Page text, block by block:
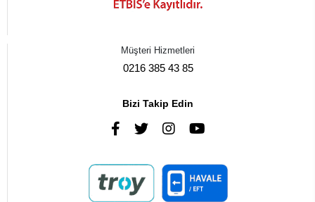
Müşteri Hizmetleri
0216 385 43 85
Bizi Takip Edin